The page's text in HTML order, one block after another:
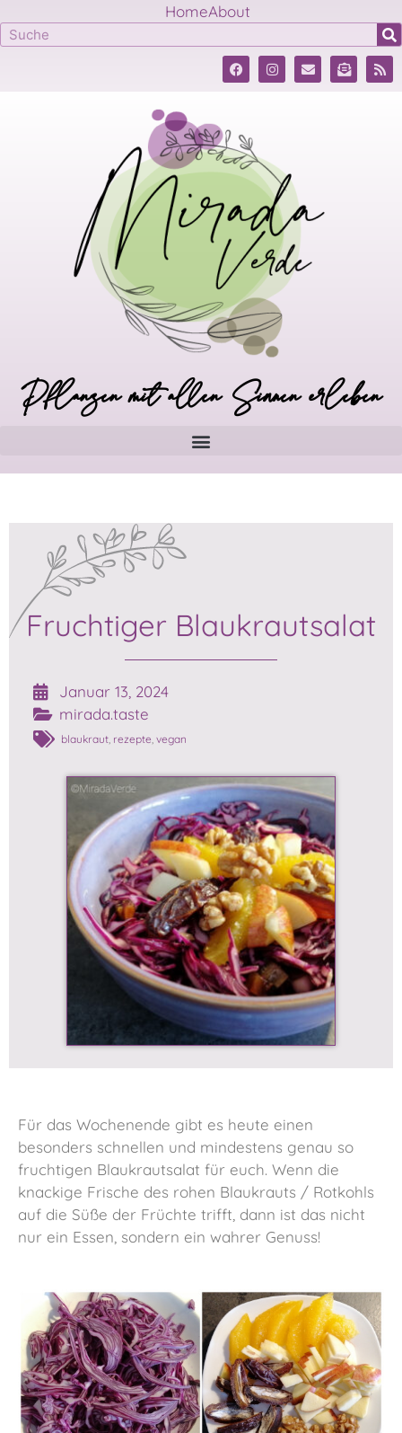
HomeAbout
Pflanzen mit allen Sinnen erleben
Fruchtiger Blaukrautsalat
Januar 13, 2024
mirada.taste
blaukraut rezepte vegan
Für das Wochenende gibt es heute einen
besonders schnellen und mindestens genau so
fruchtigen Blaukrautsalat für euch. Wenn die
knackige Frische des rohen Blaukrauts / Rotkohls
auf die Süße der Früchte trifft, dann ist das nicht
nur ein Essen, sondern ein wahrer Genuss!